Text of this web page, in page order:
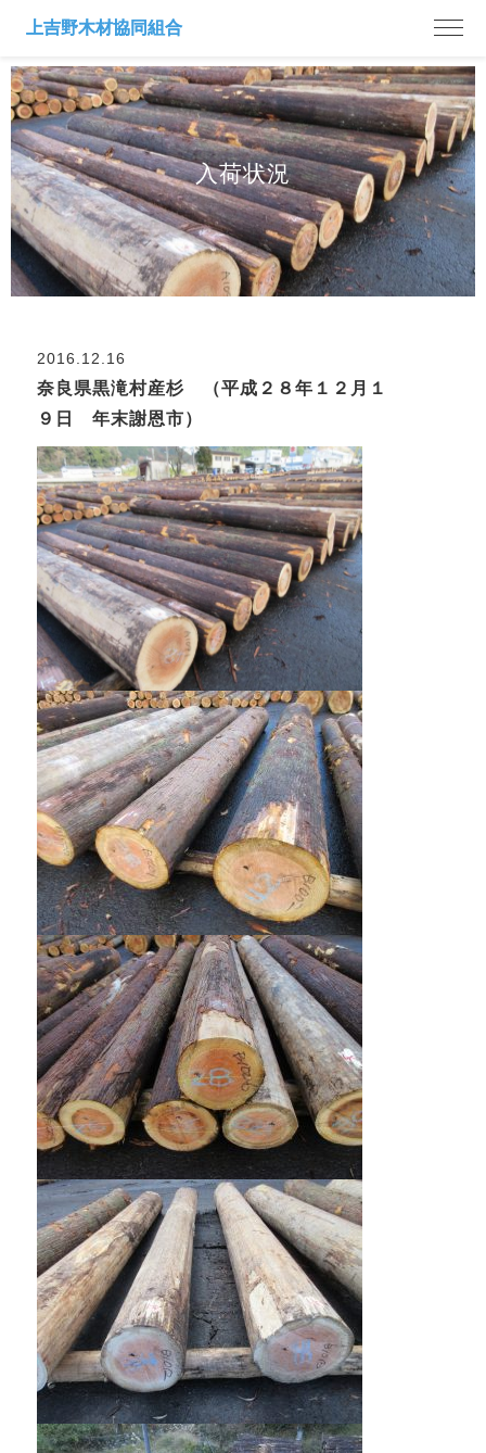
入荷状況
2016.12.16
奈良県黒滝村産杉 （平成２８年１２月１
９日 年末謝恩市）